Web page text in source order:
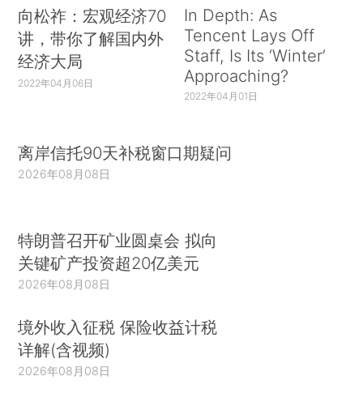
向松祚：宏观经济70
讲，带你了解国内外
经济大局
2022年04月06日
In Depth: As
Tencent Lays Off
Staff, Is Its ‘Winter’
Approaching?
2022年04月01日
离岸信托90天补税窗口期疑问
2026年08月08日
特朗普召开矿业圆桌会 拟向
关键矿产投资超20亿美元
2026年08月08日
境外收入征税 保险收益计税
详解(含视频)
2026年08月08日